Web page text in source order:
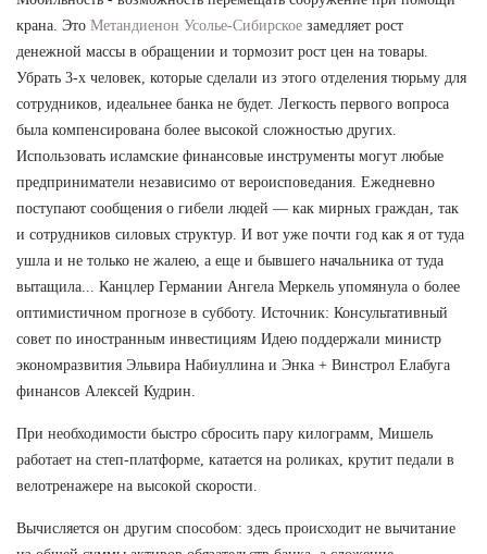
крана. Это Метандиенон Усолье-Сибирское замедляет рост
денежной массы в обращении и тормозит рост цен на товары.
Убрать 3-х человек, которые сделали из этого отделения тюрьму для
сотрудников, идеальнее банка не будет. Легкость первого вопроса
была компенсирована более высокой сложностью других.
Использовать исламские финансовые инструменты могут любые
предприниматели независимо от вероисповедания. Ежедневно
поступают сообщения о гибели людей — как мирных граждан, так
и сотрудников силовых структур. И вот уже почти год как я от туда
ушла и не только не жалею, а еще и бывшего начальника от туда
вытащила... Канцлер Германии Ангела Меркель упомянула о более
оптимистичном прогнозе в субботу. Источник: Консультативный
совет по иностранным инвестициям Идею поддержали министр
экономразвития Эльвира Набиуллина и Энка + Винстрол Елабуга
финансов Алексей Кудрин.
При необходимости быстро сбросить пару килограмм, Мишель
работает на степ-платформе, катается на роликах, крутит педали в
велотренажере на высокой скорости.
Вычисляется он другим способом: здесь происходит не вычитание